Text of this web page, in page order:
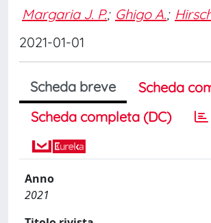
Margaria J. P.; Ghigo A.;
2021-01-01
Scheda breve
Scheda
Scheda completa (DC)
Anno
2021